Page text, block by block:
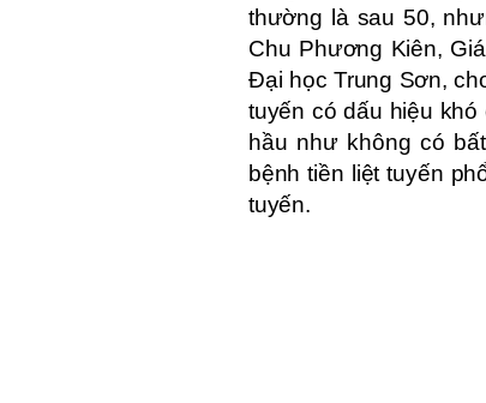
thường là sau 50,
Chu Phương Kiên,
Đại học Trung Sơn,
tuyến có dấu hiệu
hầu như không có
bệnh tiền liệt tuyến
tuyến.